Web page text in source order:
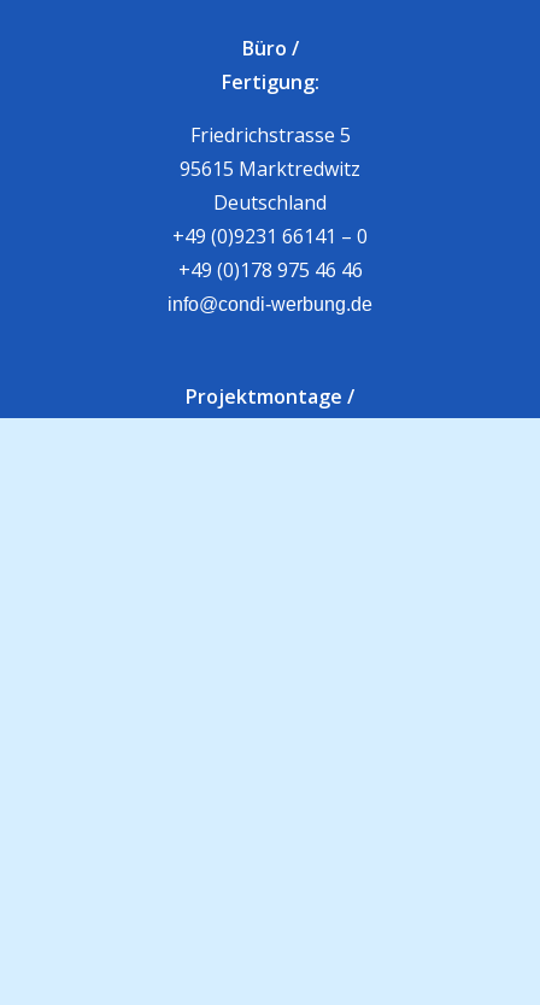
Büro /
Fertigung:
Friedrichstrasse 5
95615 Marktredwitz
Deutschland
+49 (0)9231 66141 – 0
+49 (0)178 975 46 46
info@condi-werbung.de
Projektmontage /